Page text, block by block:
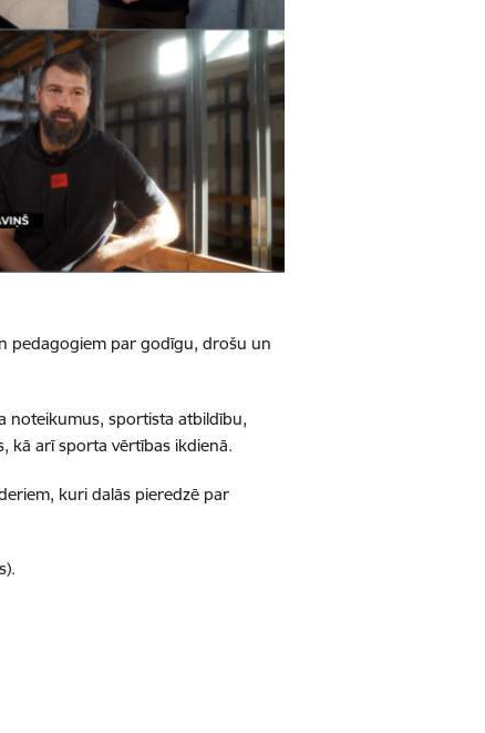
pedagogiem par godīgu, drošu un
noteikumus, sportista atbildību,
kā arī sporta vērtības ikdienā.
kuri dalās pieredzē par